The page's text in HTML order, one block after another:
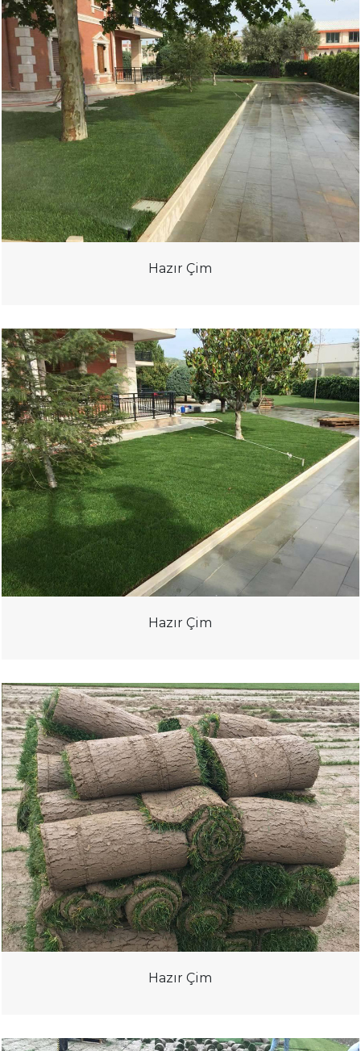
Hazır Çim
Hazır Çim
Hazır Çim